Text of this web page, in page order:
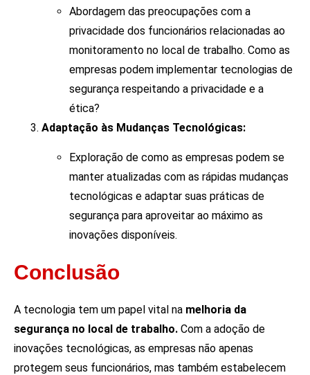
Abordagem das preocupações com a
privacidade dos funcionários relacionadas ao
monitoramento no local de trabalho. Como as
empresas podem implementar tecnologias de
segurança respeitando a privacidade e a
ética?
Adaptação às Mudanças Tecnológicas:
Exploração de como as empresas podem se
manter atualizadas com as rápidas mudanças
tecnológicas e adaptar suas práticas de
segurança para aproveitar ao máximo as
inovações disponíveis.
Conclusão
A tecnologia tem um papel vital na melhoria da
segurança no local de trabalho. Com a adoção de
inovações tecnológicas, as empresas não apenas
protegem seus funcionários, mas também estabelecem